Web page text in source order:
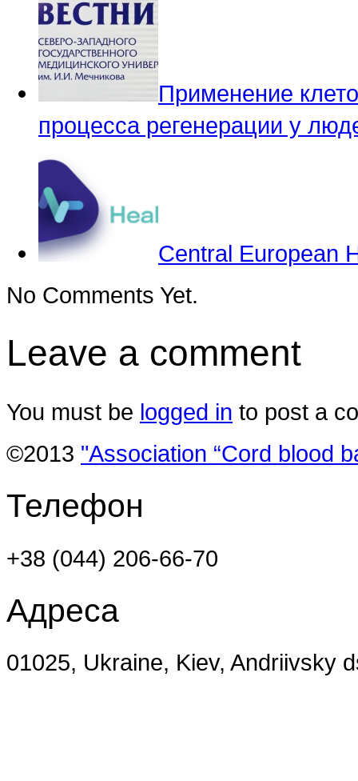
Применение
процесса регенерации у
Central European
No Comments Yet.
Leave a comment
You must be logged in to post a
©2013 "Association “Cord blood
Телефон
+38 (044) 206-66-70
Адреса
01025, Ukraine, Kiev, Andriivsky